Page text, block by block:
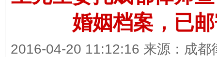
婚姻档案，已
2016-04-20 11:12:16 来源：成都